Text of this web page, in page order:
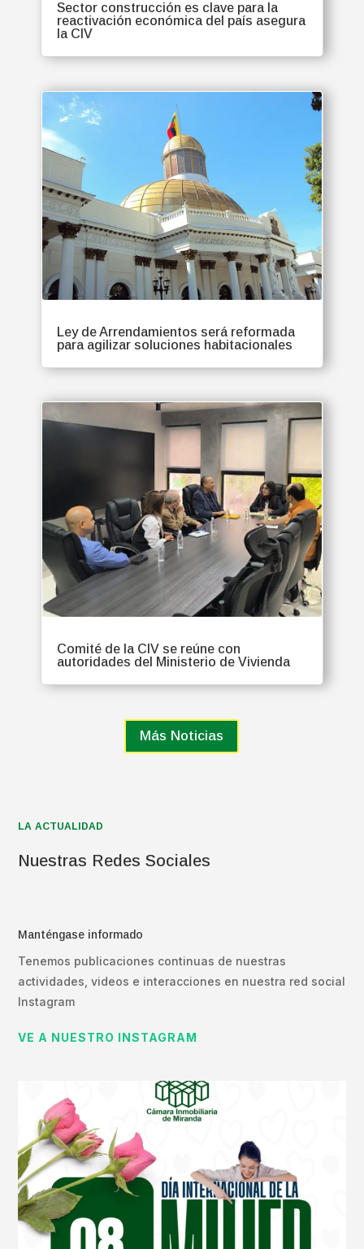
Sector construcción es clave para la
reactivación económica del país asegura
la CIV
Ley de Arrendamientos será reformada
para agilizar soluciones habitacionales
Comité de la CIV se reúne con
autoridades del Ministerio de Vivienda
Más Noticias
LA ACTUALIDAD
Nuestras Redes Sociales
Manténgase informado
Tenemos publicaciones continuas de nuestras
actividades, videos e interacciones en nuestra red social
Instagram
VE A NUESTRO INSTAGRAM